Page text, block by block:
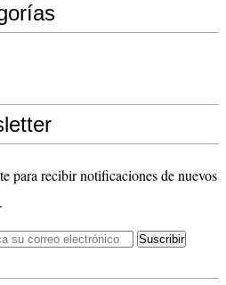
para recibir notificaciones de nuevos